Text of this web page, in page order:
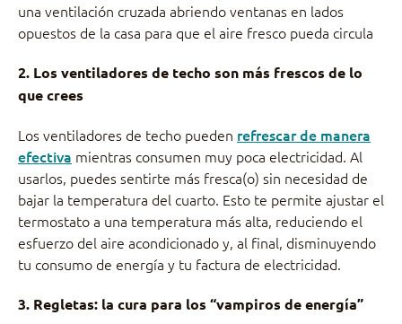
una ventilación cruzada abriendo ventanas en lados
opuestos de la casa para que el aire fresco pueda circula
2. Los ventiladores de techo son más frescos de lo
que crees
Los ventiladores de techo pueden refrescar de manera
efectiva mientras consumen muy poca electricidad. Al
usarlos, puedes sentirte más fresca(o) sin necesidad de
bajar la temperatura del cuarto. Esto te permite ajustar el
termostato a una temperatura más alta, reduciendo el
esfuerzo del aire acondicionado y, al final, disminuyendo
tu consumo de energía y tu factura de electricidad.
3. Regletas: la cura para los “vampiros de energía”